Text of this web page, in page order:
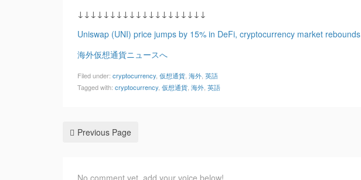
↓↓↓↓↓↓↓↓↓↓↓↓↓↓↓↓↓↓↓↓
Uniswap (UNI) price jumps by 15% in DeFi, cryptocurrency market rebounds
海外仮想通貨ニュースへ
Filed under: cryptocurrency 仮想通貨 海外 英語
Tagged with: cryptocurrency 仮想通貨 海外 英語
Previous Page
No comment yet, add your voice below!